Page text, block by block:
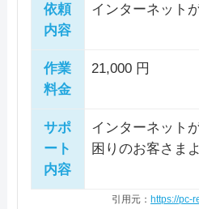
依頼
内容
インターネット
作業
料金
21,000 円
サポ
ート
内容
インターネット
困りのお客さま
結果、VAIO
sの無線LAN機能
引用元： https://pc-